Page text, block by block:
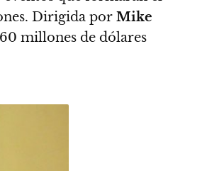
. Dirigida por Mike
millones de dólares